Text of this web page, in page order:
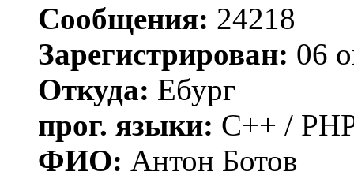
Сообщения: 24218
Зарегистрирован: 06
Откуда: Ебург
прог. языки: C++ /
ФИО: Антон Ботов